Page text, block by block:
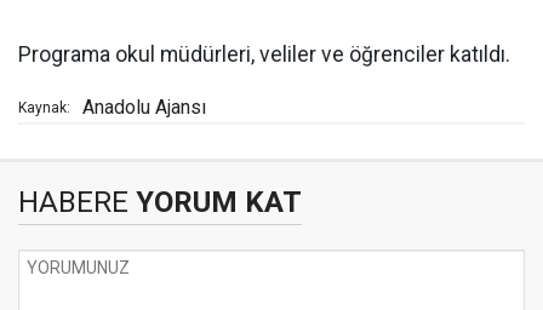
Programa okul müdürleri, veliler ve öğrenciler katıldı.
Kaynak: Anadolu Ajansı
HABERE YORUM KAT